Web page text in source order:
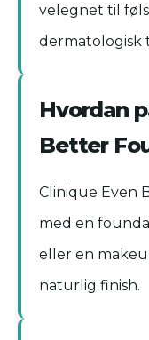
velegnet til
dermatologisk
Hvordan
Better
Clinique Even
med en
eller en
naturlig finish.